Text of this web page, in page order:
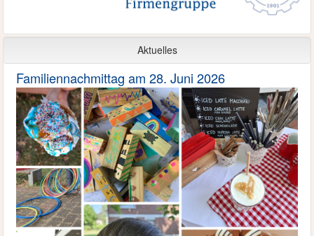
Aktuelles
Familiennachmittag am 28. Juni 2026